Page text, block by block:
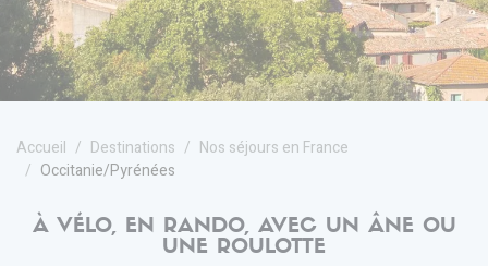
Accueil Destinations
Nos séjours en France
Occitanie/Pyrénées
À VÉLO, EN RANDO, AVEC UN ÂNE OU
UNE ROULOTTE